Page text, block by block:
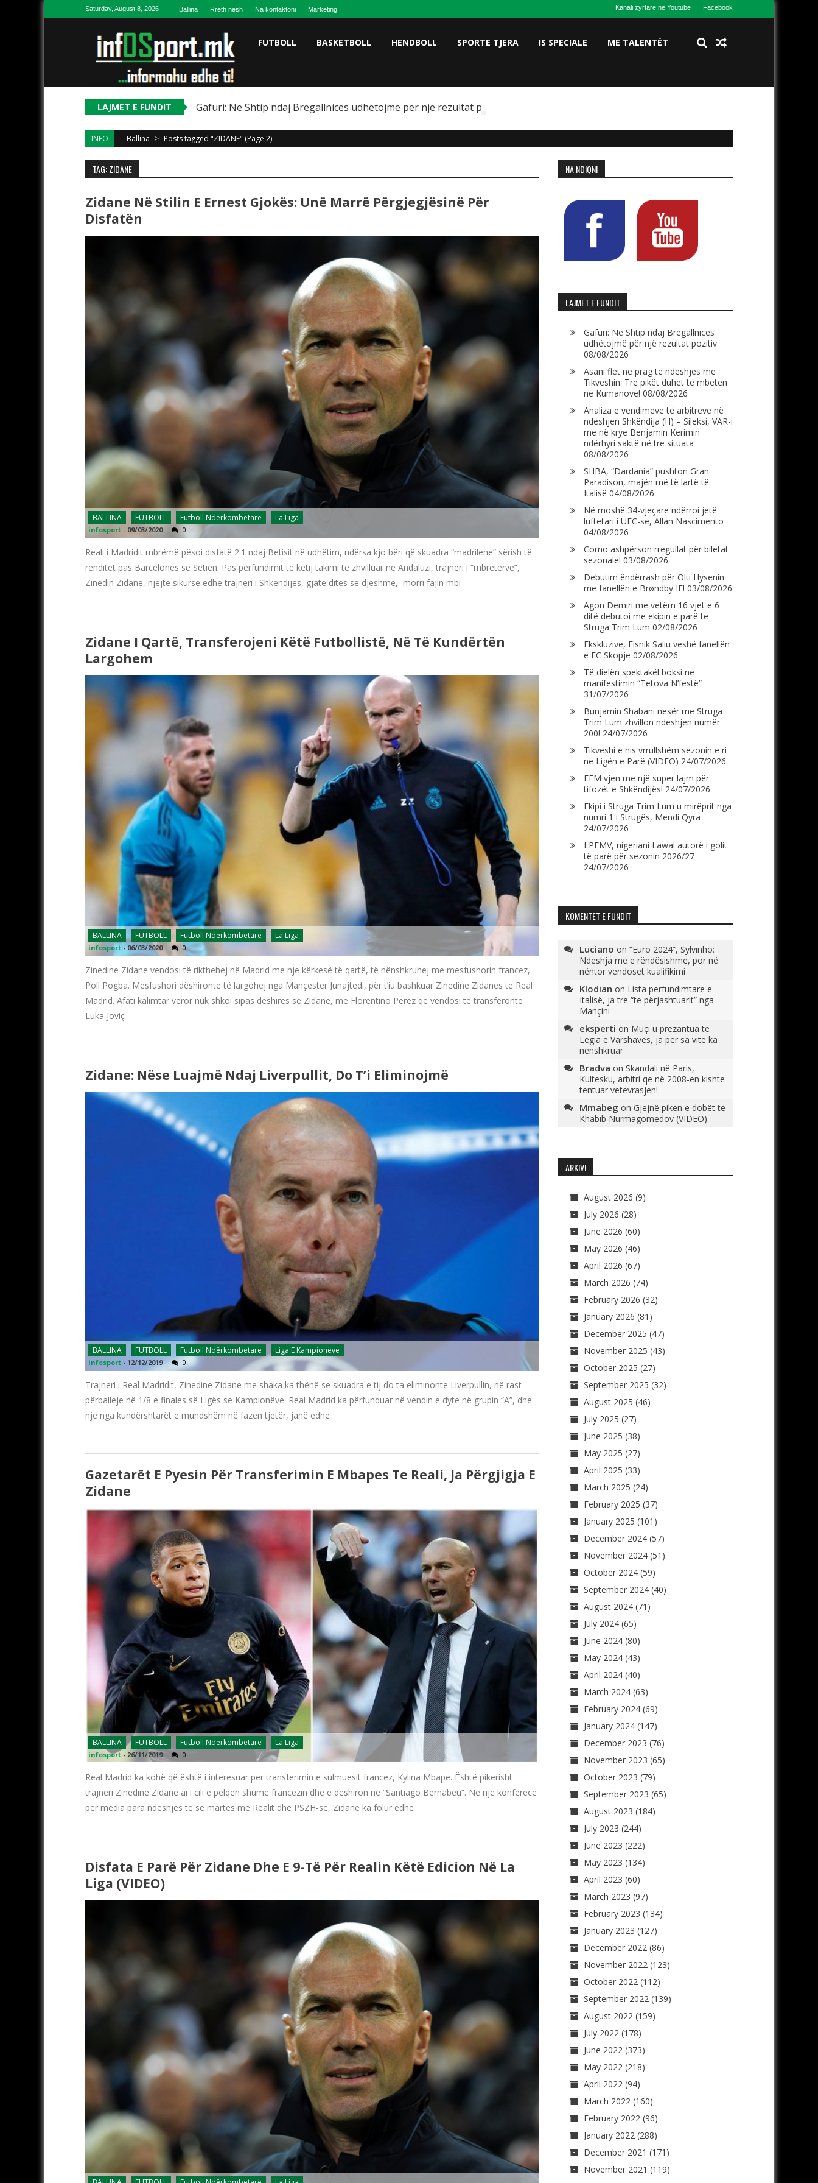
Skip to contentSaturday, August 8, 2026 Ballina Rreth nesh Na kontaktoni Marketing Kanali zyrtarë në Youtube Facebook
FUTBOLL BASKETBOLL HENDBOLL SPORTE TJERA IS SPECIALE ME TALENTËT
LAJMET E FUNDIT Gafuri: Në Shtip ndaj Bregallnicës udhëtojmë për një rezultat pozitiv
INFO Ballina > Posts tagged "ZIDANE" (Page 2)
TAG: ZIDANE
Zidane Në Stilin E Ernest Gjokës: Unë Marrë Përgjegjësinë Për
Disfatën
BALLINA FUTBOLL Futboll Ndërkombëtarë La Liga
infosport - 09/03/2020 0
Reali i Madridit mbrëmë pësoi disfatë 2:1 ndaj Betisit në udhëtim, ndërsa kjo bëri që skuadra “madrilene” sërish të
renditet pas Barcelonës së Setien. Pas përfundimit të këtij takimi të zhvilluar në Andaluzi, trajneri i “mbretërve”,
Zinedin Zidane, njëjtë sikurse edhe trajneri i Shkëndijës, gjatë ditës së djeshme, morri fajin mbi
Zidane I Qartë, Transferojeni Këtë Futbollistë, Në Të Kundërtën
Largohem
BALLINA FUTBOLL Futboll Ndërkombëtarë La Liga
infosport -06/03/2020 0
Zinedine Zidane vendosi të rikthehej në Madrid me një kërkesë të qartë, të nënshkruhej me mesfushorin francez,
Poll Pogba. Mesfushori dëshironte të largohej nga Mançester Junajtedi, për t’iu bashkuar Zinedine Zidanes te Real
Madrid. Afati kalimtar veror nuk shkoi sipas dëshirës së Zidane, me Florentino Perez që vendosi të transferonte
Luka Joviç
Zidane: Nëse Luajmë Ndaj Liverpullit, Do T’i Eliminojmë
BALLINA FUTBOLL Futboll Ndërkombëtarë Liga E Kampionëve
infosport - 12/12/2019 0
Trajneri i Real Madridit, Zinedine Zidane me shaka ka thënë se skuadra e tij do ta eliminonte Liverpullin, në rast
përballeje në 1/8 e finales së Ligës së Kampionëve. Real Madrid ka përfunduar në vendin e dytë në grupin “A”, dhe
një nga kundërshtarët e mundshëm në fazën tjetër, janë edhe
Gazetarët E Pyesin Për Transferimin E Mbapes Te Reali, Ja Përgjigja E
Zidane
BALLINA FUTBOLL Futboll Ndërkombëtarë La Liga
infosport - 26/11/2019 0
Real Madrid ka kohë që është i interesuar për transferimin e sulmuesit francez, Kylina Mbape. Është pikërisht
trajneri Zinedine Zidane ai i cili e pëlqen shumë francezin dhe e dëshiron në “Santiago Bernabeu”. Në një konferecë
për media para ndeshjes të së martës me Realit dhe PSZH-së, Zidane ka folur edhe
Disfata E Parë Për Zidane Dhe E 9-Të Për Realin Këtë Edicion Në La
Liga (VIDEO)
NA NDIQNI
LAJMET E FUNDIT
Gafuri: Në Shtip ndaj Bregallnicës
udhëtojmë për një rezultat pozitiv
08/08/2026
Asani flet në prag të ndeshjes me
Tikveshin: Tre pikët duhet të mbeten
në Kumanovë! 08/08/2026
Analiza e vendimeve të arbitrëve në
ndeshjen Shkëndija (H) – Sileksi, VAR-i
me në krye Benjamin Kerimin
ndërhyri saktë në tre situata
08/08/2026
SHBA, “Dardania” pushton Gran
Paradison, majën më të lartë të
Italisë 04/08/2026
Në moshë 34-vjeçare ndërroi jetë
luftëtari i UFC-së, Allan Nascimento
04/08/2026
Como ashpërson rregullat për biletat
sezonale! 03/08/2026
Debutim ëndërrash për Olti Hysenin
me fanellën e Brøndby IF! 03/08/2026
Agon Demiri me vetëm 16 vjet e 6
ditë debutoi me ekipin e parë të
Struga Trim Lum 02/08/2026
Ekskluzive, Fisnik Saliu veshë fanellën
e FC Skopje 02/08/2026
Të dielën spektakël boksi në
manifestimin “Tetova N’festë”
31/07/2026
Bunjamin Shabani nesër me Struga
Trim Lum zhvillon ndeshjen numër
200! 24/07/2026
Tikveshi e nis vrrullshëm sezonin e ri
në Ligën e Parë (VIDEO) 24/07/2026
FFM vjen me një super lajm për
tifozët e Shkëndijës! 24/07/2026
Ekipi i Struga Trim Lum u mirëprit nga
numri 1 i Strugës, Mendi Qyra
24/07/2026
LPFMV, nigeriani Lawal autorë i golit
të parë për sezonin 2026/27
24/07/2026
KOMENTET E FUNDIT
Luciano on “Euro 2024”, Sylvinho:
Ndeshja më e rëndësishme, por në
nëntor vendoset kualifikimi
Klodian on Lista përfundimtare e
Italisë, ja tre “të përjashtuarit” nga
Mançini
eksperti on Muçi u prezantua te
Legia e Varshavës, ja për sa vite ka
nënshkruar
Bradva on Skandali në Paris,
Kultesku, arbitri që në 2008-ën kishte
tentuar vetëvrasjen!
Mmabeg on Gjejnë pikën e dobët të
Khabib Nurmagomedov (VIDEO)
ARKIVI
August 2026 (9)
July 2026 (28)
June 2026 (60)
May 2026 (46)
April 2026 (67)
March 2026 (74)
February 2026 (32)
January 2026 (81)
December 2025 (47)
November 2025 (43)
October 2025 (27)
September 2025 (32)
August 2025 (46)
July 2025 (27)
June 2025 (38)
May 2025 (27)
April 2025 (33)
March 2025 (24)
February 2025 (37)
January 2025 (101)
December 2024(57)
November 2024(51)
October 2024(59)
September 2024(40)
August 2024(71)
July 2024(65)
June 2024(80)
May 2024(43)
April 2024(40)
March 2024(63)
February 2024(69)
January 2024(147)
December 2023 (76)
November 2023 (65)
October 2023 (79)
September 2023 (65)
August 2023 (184)
July 2023 (244)
June 2023 (222)
May 2023 (134)
April 2023 (60)
March 2023 (97)
February 2023 (134)
January 2023 (127)
December 2022(86)
November 2022(123)
October 2022(112)
September 2022(139)
August 2022(159)
July 2022(178)
June 2022(373)
May 2022(218)
April 2022(94)
March 2022(160)
February 2022(96)
January 2022(288)
December 2021 (171)
November 2021 (119)